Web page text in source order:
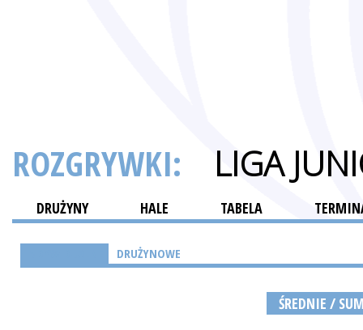
ROZGRYWKI: LIGA
DRUŻYNY HALE TABELA
DRUŻYNOWE
ŚREDNIE /